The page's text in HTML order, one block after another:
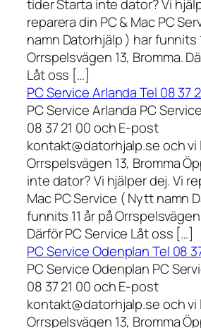
tider Starta inte dator? Vi
reparera din PC & Mac PC
namn Datorhjälp ) har funnits
Orrspelsvägen 13, Bromma.
Låt oss […]
PC Service Arlanda Tel 08 37
PC Service Arlanda PC
08 37 21 00 och E-post
kontakt@datorhjalp.se och vi
Orrspelsvägen 13, Bromma
inte dator? Vi hjälper dej. Vi
Mac PC Service ( Nytt namn
funnits 11 år på
Därför PC Service Låt oss […]
PC Service Odenplan Tel 08
PC Service Odenplan PC
08 37 21 00 och E-post
kontakt@datorhjalp.se och vi
Orrspelsvägen 13, Bromma